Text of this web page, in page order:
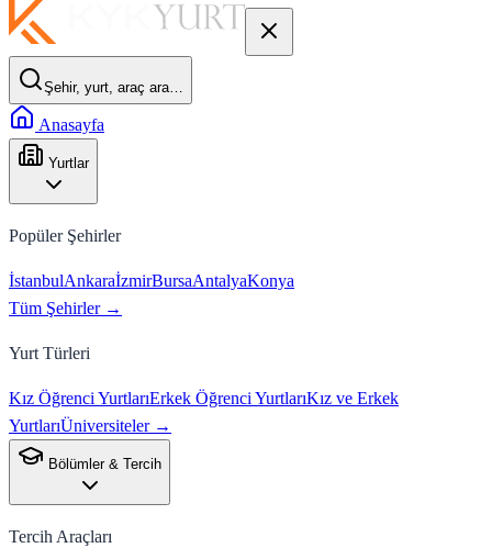
Şehir, yurt, araç ara…
Anasayfa
Yurtlar
Popüler Şehirler
İstanbulAnkaraİzmirBursaAntalyaKonya
Tüm Şehirler →
Yurt Türleri
Kız Öğrenci YurtlarıErkek Öğrenci YurtlarıKız ve Erkek
YurtlarıÜniversiteler →
Bölümler & Tercih
Tercih Araçları